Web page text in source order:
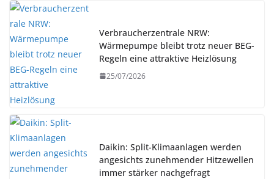
Verbraucherzentrale NRW:
Wärmepumpe bleibt trotz neuer BEG-
Regeln eine attraktive Heizlösung
25/07/2026
Daikin: Split-Klimaanlagen werden
angesichts zunehmender Hitzewellen
immer stärker nachgefragt